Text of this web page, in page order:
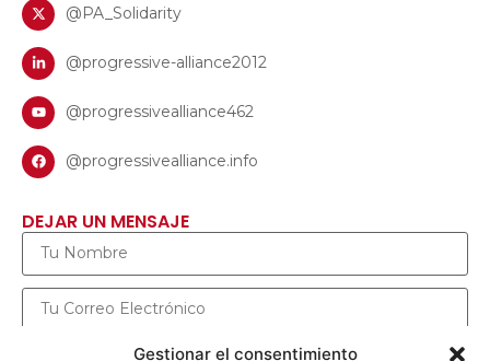
Gestionar el consentimiento
@PA_Solidarity
@progressive-alliance2012
@progressivealliance462
@progressivealliance.info
DEJAR UN MENSAJE